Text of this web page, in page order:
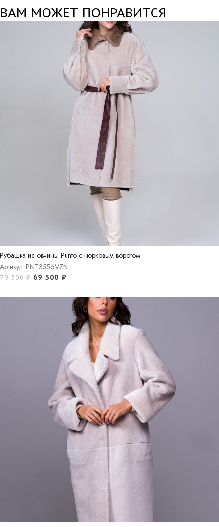
ВАМ МОЖЕТ ПОНРАВИТСЯ
Рубашка из овчины Punto с норковым воротом
Артикул: PNT3556VZN
79 500₽ 69 500 ₽